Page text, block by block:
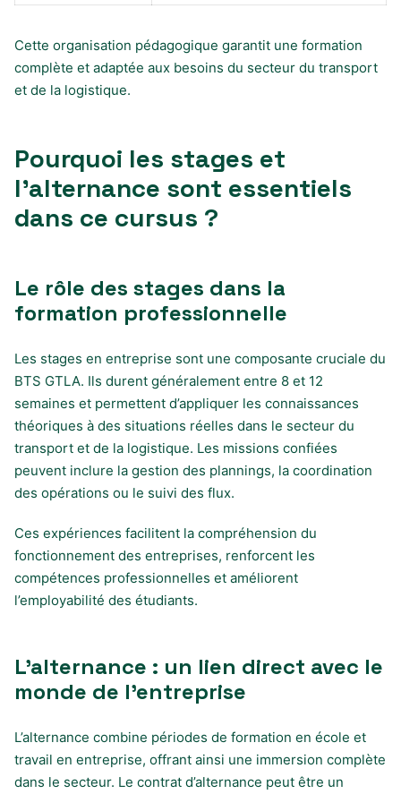
Cette organisation pédagogique garantit une formation
complète et adaptée aux besoins du secteur du transport
et de la logistique.
Pourquoi les stages et
l’alternance sont essentiels
dans ce cursus ?
Le rôle des stages dans la
formation professionnelle
Les stages en entreprise sont une composante cruciale du
BTS GTLA. Ils durent généralement entre 8 et 12
semaines et permettent d’appliquer les connaissances
théoriques à des situations réelles dans le secteur du
transport et de la logistique. Les missions confiées
peuvent inclure la gestion des plannings, la coordination
des opérations ou le suivi des flux.
Ces expériences facilitent la compréhension du
fonctionnement des entreprises, renforcent les
compétences professionnelles et améliorent
l’employabilité des étudiants.
L’alternance : un lien direct avec le
monde de l’entreprise
L’alternance combine périodes de formation en école et
travail en entreprise, offrant ainsi une immersion complète
dans le secteur. Le contrat d’alternance peut être un